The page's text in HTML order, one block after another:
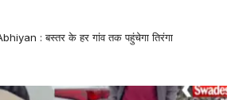
: बस्तर के हर गांव तक पहुंचेगा तिरंगा